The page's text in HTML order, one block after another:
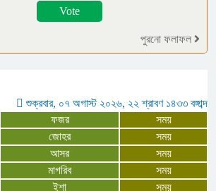
গাইবান্ধায় বৃষ্টিকে উপেক্ষা করে যথাযোগ্য
“জুলাই সনদের প্রত্যেকটি অক্ষর বাস্তবায়ন
করবে সরকার” – প্রতিমন্ত্রী ফরহাদ হোসেন
আজাদ
পুরনো ফলাফল
শুক্রবার, ০৭ অগাস্ট ২০২৬, ২২ শ্রাবণ ১৪৩৩ বঙ্গাব্দ
ফজর
সময়
জোহর
সময়
আসর
সময়
মাগরিব
সময়
ইশা
সময়